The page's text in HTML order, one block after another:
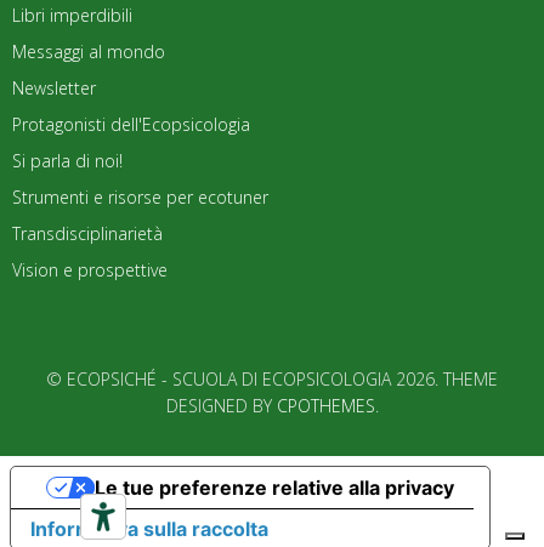
Libri imperdibili
Messaggi al mondo
Newsletter
Protagonisti dell'Ecopsicologia
Si parla di noi!
Strumenti e risorse per ecotuner
Transdisciplinarietà
Vision e prospettive
© ECOPSICHÉ - SCUOLA DI ECOPSICOLOGIA 2026. THEME
DESIGNED BY CPOTHEMES.
Informativa sulla raccolta
Le tue preferenze relative alla privacy